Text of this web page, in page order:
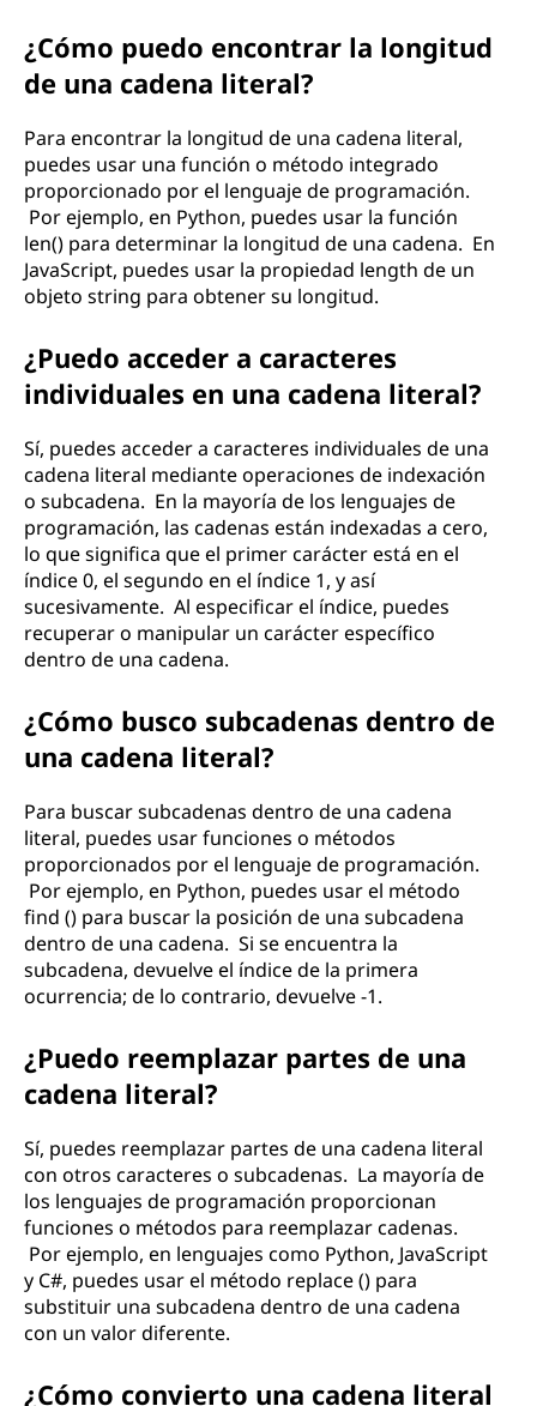
¿Cómo puedo encontrar la longitud
de una cadena literal?
Para encontrar la longitud de una cadena literal,
puedes usar una función o método integrado
proporcionado por el lenguaje de programación.
Por ejemplo, en Python, puedes usar la función
len() para determinar la longitud de una cadena. En
JavaScript, puedes usar la propiedad length de un
objeto string para obtener su longitud.
¿Puedo acceder a caracteres
individuales en una cadena literal?
Sí, puedes acceder a caracteres individuales de una
cadena literal mediante operaciones de indexación
o subcadena. En la mayoría de los lenguajes de
programación, las cadenas están indexadas a cero,
lo que significa que el primer carácter está en el
índice 0, el segundo en el índice 1, y así
sucesivamente. Al especificar el índice, puedes
recuperar o manipular un carácter específico
dentro de una cadena.
¿Cómo busco subcadenas dentro de
una cadena literal?
Para buscar subcadenas dentro de una cadena
literal, puedes usar funciones o métodos
proporcionados por el lenguaje de programación.
Por ejemplo, en Python, puedes usar el método
find () para buscar la posición de una subcadena
dentro de una cadena. Si se encuentra la
subcadena, devuelve el índice de la primera
ocurrencia; de lo contrario, devuelve -1.
¿Puedo reemplazar partes de una
cadena literal?
Sí, puedes reemplazar partes de una cadena literal
con otros caracteres o subcadenas. La mayoría de
los lenguajes de programación proporcionan
funciones o métodos para reemplazar cadenas.
Por ejemplo, en lenguajes como Python, JavaScript
y C#, puedes usar el método replace () para
substituir una subcadena dentro de una cadena
con un valor diferente.
¿Cómo convierto una cadena literal